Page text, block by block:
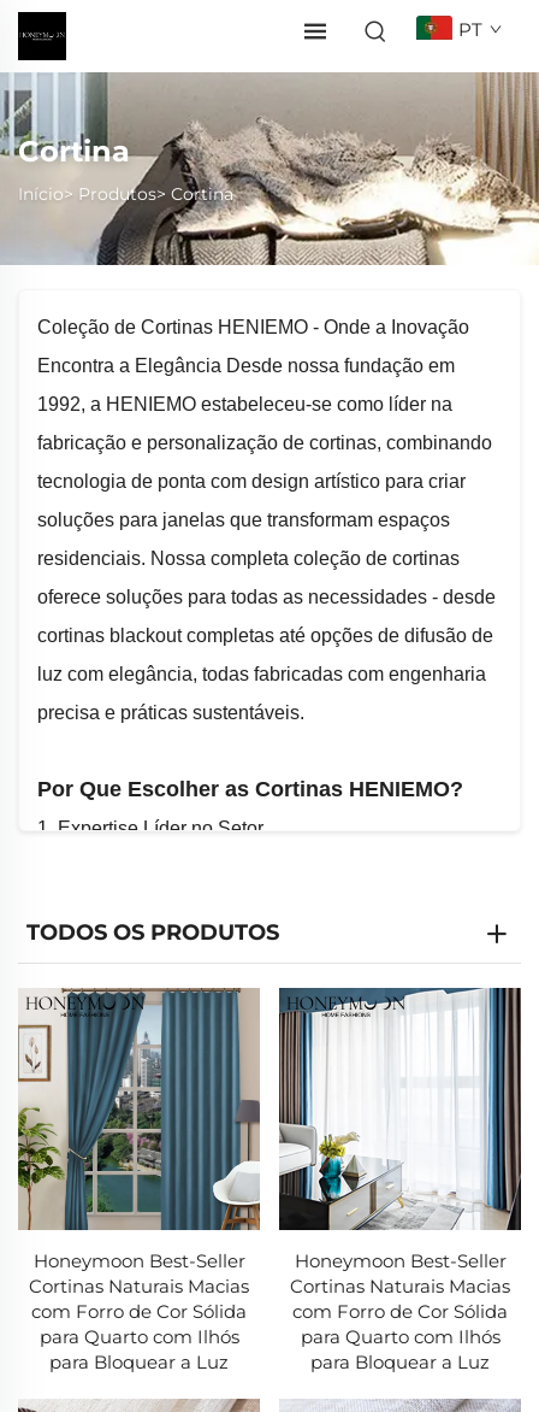
PT
Cortina
Início> Produtos> Cortina
Coleção de Cortinas HENIEMO - Onde a Inovação
Encontra a Elegância Desde nossa fundação em
1992, a HENIEMO estabeleceu-se como líder na
fabricação e personalização de cortinas, combinando
tecnologia de ponta com design artístico para criar
soluções para janelas que transformam espaços
residenciais. Nossa completa coleção de cortinas
oferece soluções para todas as necessidades - desde
cortinas blackout completas até opções de difusão de
luz com elegância, todas fabricadas com engenharia
precisa e práticas sustentáveis.
Por Que Escolher as Cortinas HENIEMO?
1. Expertise Líder no Setor
-Principal fornecedora da China em personalização
-Capacidade de OEM/ODM para designs
personalizados
2. Tecnologia Avançada de Fabricação
-Sistemas totalmente automatizados de corte e
costura
-Tecnologia de impressão digital para padrões
vibrantes e resistentes à descoloração
-Bainha guiada a laser para alinhamento perfeito
3. Garantia de Qualidade
-Registro sem reclamações por duas décadas
-Sistema de inspeção de seis pontos em todas as
TODOS OS PRODUTOS
Honeymoon Best-Seller
Cortinas Naturais Macias
com Forro de Cor Sólida
para Quarto com Ilhós
para Bloquear a Luz
Honeymoon Best-Seller
Cortinas Naturais Macias
com Forro de Cor Sólida
para Quarto com Ilhós
para Bloquear a Luz